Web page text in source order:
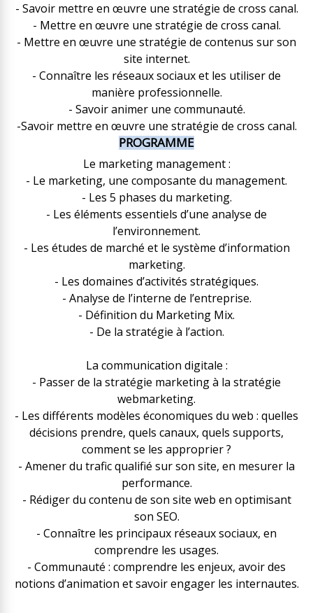
- Savoir mettre en œuvre une stratégie de cross canal.
- Mettre en œuvre une stratégie de cross canal.
- Mettre en œuvre une stratégie de contenus sur son
site internet.
- Connaître les réseaux sociaux et les utiliser de
manière professionnelle.
- Savoir animer une communauté.
-Savoir mettre en œuvre une stratégie de cross canal.
PROGRAMME
Le marketing management :
- Le marketing, une composante du management.
- Les 5 phases du marketing.
- Les éléments essentiels d’une analyse de
l’environnement.
- Les études de marché et le système d’information
marketing.
- Les domaines d’activités stratégiques.
- Analyse de l’interne de l’entreprise.
- Définition du Marketing Mix.
- De la stratégie à l’action.
La communication digitale :
- Passer de la stratégie marketing à la stratégie
webmarketing.
- Les différents modèles économiques du web : quelles
décisions prendre, quels canaux, quels supports,
comment se les approprier ?
- Amener du trafic qualifié sur son site, en mesurer la
performance.
- Rédiger du contenu de son site web en optimisant
son SEO.
- Connaître les principaux réseaux sociaux, en
comprendre les usages.
- Communauté : comprendre les enjeux, avoir des
notions d’animation et savoir engager les internautes.